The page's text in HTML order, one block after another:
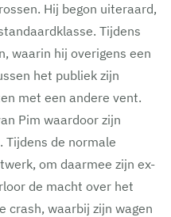
Hij begon uiteraard,
Tijdens
waarin hij overigens een
het publiek zijn
met een andere vent.
Pim waardoor zijn
Tijdens de normale
om daarmee zijn ex-
de macht over het
crash, waarbij zijn wagen